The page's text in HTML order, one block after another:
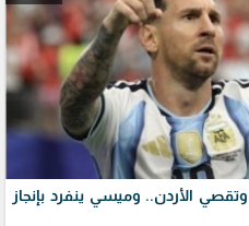
الأردن.. وميسي ينفرد بإنجاز